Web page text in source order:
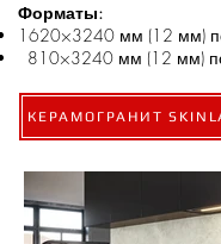
Форматы:
1620×3240 мм (12 мм)
810×3240 мм (12 мм)
КЕРАМОГРАНИТ